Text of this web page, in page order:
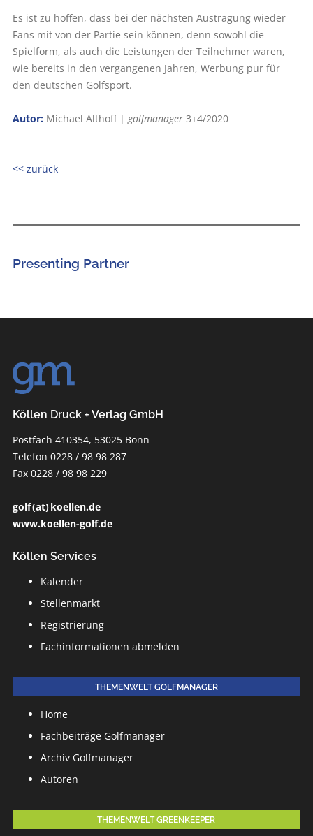
Es ist zu hoffen, dass bei der nächsten Austragung wieder
Fans mit von der Partie sein können, denn sowohl die
Spielform, als auch die Leistungen der Teilnehmer waren,
wie bereits in den vergangenen Jahren, Werbung pur für
den deutschen Golfsport.
Autor:Michael Althoff | golfmanager3+4/2020
<< zurück
Presenting Partner
Köllen Druck + Verlag GmbH
Postfach 410354, 53025 Bonn
Telefon 0228 / 98 98 287
Fax 0228 / 98 98 229
golf (at) koellen.de
www.koellen-golf.de
Köllen Services
Kalender
Stellenmarkt
Registrierung
Fachinformationen abmelden
THEMENWELT GOLFMANAGER
Home
Fachbeiträge Golfmanager
Archiv Golfmanager
Autoren
THEMENWELT GREENKEEPER